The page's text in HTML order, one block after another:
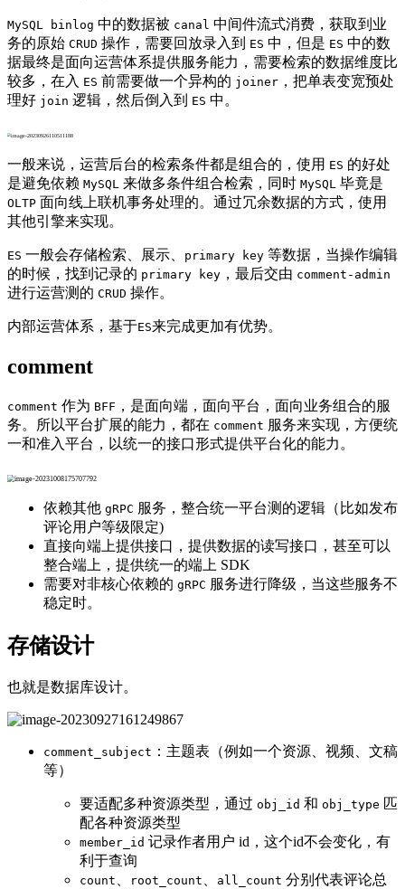
MySQL binlog 中的数据被 canal 中间件流式消费，获取到业
务的原始 CRUD 操作，需要回放录入到 ES 中，但是 ES 中的数
据最终是面向运营体系提供服务能力，需要检索的数据维度比
较多，在入 ES 前需要做一个异构的 joiner ，把单表变宽预处
理好 join 逻辑，然后倒入到 ES 中。
一般来说，运营后台的检索条件都是组合的，使用 ES 的好处
是避免依赖 MySQL 来做多条件组合检索，同时 MySQL 毕竟是
OLTP 面向线上联机事务处理的。通过冗余数据的方式，使用
其他引擎来实现。
ES 一般会存储检索、展示、 primary key 等数据，当操作编辑
的时候，找到记录的 primary key ，最后交由 comment-admin
进行运营测的 CRUD 操作。
内部运营体系，基于ES来完成更加有优势。
comment
comment 作为 BFF ，是面向端，面向平台，面向业务组合的服
务。所以平台扩展的能力，都在 comment 服务来实现，方便统
一和准入平台，以统一的接口形式提供平台化的能力。
依赖其他 gRPC 服务，整合统一平台测的逻辑（比如发布
评论用户等级限定)
直接向端上提供接口，提供数据的读写接口，甚至可以
整合端上，提供统一的端上 SDK
需要对非核心依赖的 gRPC 服务进行降级，当这些服务不
稳定时。
存储设计
也就是数据库设计。
comment_subject ：主题表（例如一个资源、视频、文稿
等）
要适配多种资源类型，通过 obj_id 和 obj_type 匹
配各种资源类型
member_id 记录作者用户 id，这个id不会变化，有
利于查询
count root_count all_count 分别代表评论总